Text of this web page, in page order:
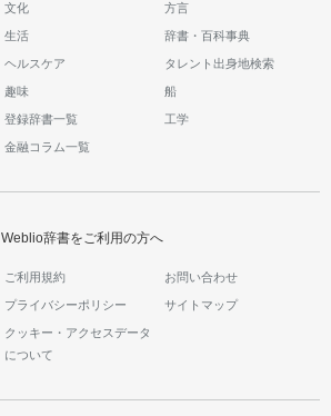
文化 方言
生活 辞書・百科事典
ヘルスケア タレント出身地検索
趣味 船
登録辞書一覧 工学
金融コラム一覧
Weblio辞書をご利用の方へ
ご利用規約 お問い合わせ
プライバシーポリシー サイトマップ
クッキー・アクセスデータ
について